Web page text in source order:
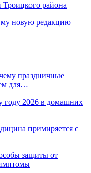
района
новую редакцию
праздничные
для…
году 2026 в домашних
примиряется с
защиты от